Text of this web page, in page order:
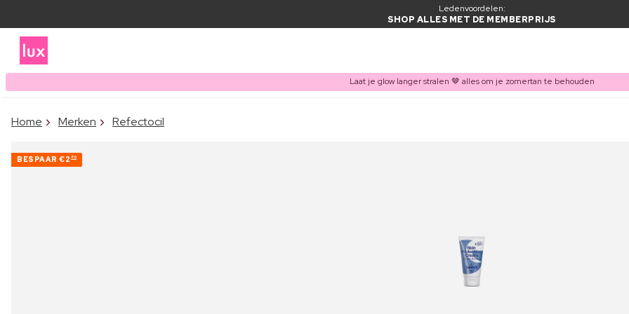
Ledenvoordelen:
SHOP ALLES MET DE MEMBERPRIJS
Laat je glow langer stralen 🤎 alles om je zomertan te behouden
Home Merken Refectocil
BESPAAR €2 80